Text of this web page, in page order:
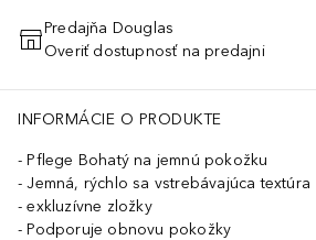
PRIDAŤ DO KOŠÍKA
Predajňa Douglas
Overiť dostupnosť na predajni
INFORMÁCIE O PRODUKTE
Pflege Bohatý na jemnú pokožku
Jemná, rýchlo sa vstrebávajúca textúra
exkluzívne zložky
Podporuje obnovu pokožky